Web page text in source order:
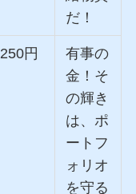
だ！
250円
有事の
金！そ
の輝き
は、ポ
ートフ
ォリオ
を守る